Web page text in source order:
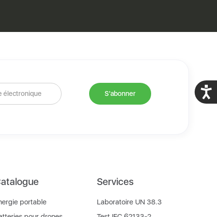
portable
Services
Laboratoire UN 38.3